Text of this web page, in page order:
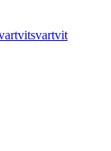
svartvit